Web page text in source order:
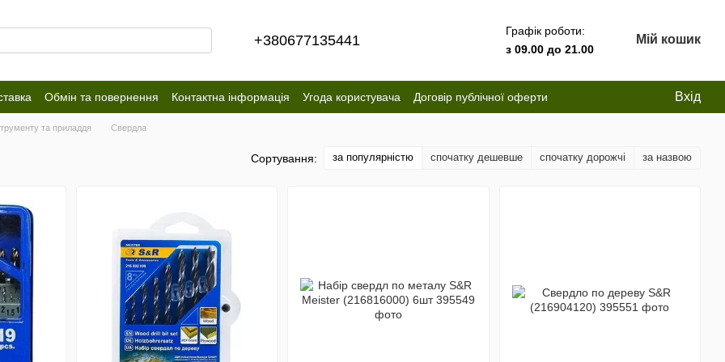
+380677135441
Графік роботи:
з 09.00 до 21.00
Мій кошик
Обмін та повернення Контактна інформація Угода користувача
Договір публічної оферти
Вхід
та приладдя Свердла
Сортування: за популярністю спочатку дешевше спочатку дорожчі за назвою